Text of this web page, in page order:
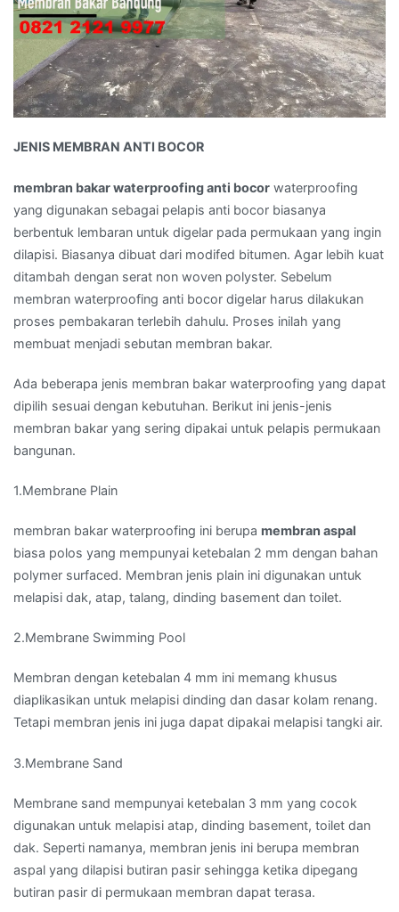
JENIS MEMBRAN ANTI BOCOR
membran bakar waterproofing anti bocor waterproofing
yang digunakan sebagai pelapis anti bocor biasanya
berbentuk lembaran untuk digelar pada permukaan yang ingin
dilapisi. Biasanya dibuat dari modifed bitumen. Agar lebih kuat
ditambah dengan serat non woven polyster. Sebelum
membran waterproofing anti bocor digelar harus dilakukan
proses pembakaran terlebih dahulu. Proses inilah yang
membuat menjadi sebutan membran bakar.
Ada beberapa jenis membran bakar waterproofing yang dapat
dipilih sesuai dengan kebutuhan. Berikut ini jenis-jenis
membran bakar yang sering dipakai untuk pelapis permukaan
bangunan.
1.Membrane Plain
membran bakar waterproofing ini berupa membran aspal
biasa polos yang mempunyai ketebalan 2 mm dengan bahan
polymer surfaced. Membran jenis plain ini digunakan untuk
melapisi dak, atap, talang, dinding basement dan toilet.
2.Membrane Swimming Pool
Membran dengan ketebalan 4 mm ini memang khusus
diaplikasikan untuk melapisi dinding dan dasar kolam renang.
Tetapi membran jenis ini juga dapat dipakai melapisi tangki air.
3.Membrane Sand
Membrane sand mempunyai ketebalan 3 mm yang cocok
digunakan untuk melapisi atap, dinding basement, toilet dan
dak. Seperti namanya, membran jenis ini berupa membran
aspal yang dilapisi butiran pasir sehingga ketika dipegang
butiran pasir di permukaan membran dapat terasa.